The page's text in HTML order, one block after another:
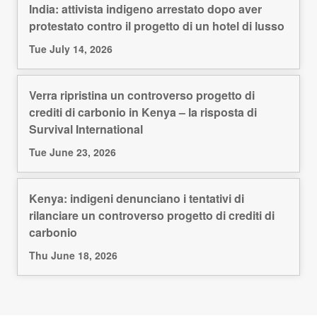
India: attivista indigeno arrestato dopo aver
protestato contro il progetto di un hotel di lusso
Tue July 14, 2026
Verra ripristina un controverso progetto di
crediti di carbonio in Kenya – la risposta di
Survival International
Tue June 23, 2026
Kenya: indigeni denunciano i tentativi di
rilanciare un controverso progetto di crediti di
carbonio
Thu June 18, 2026